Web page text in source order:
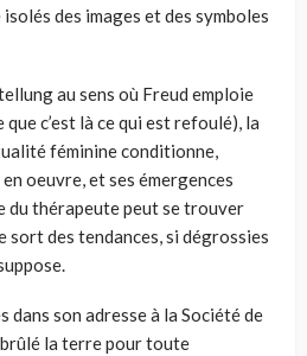
des images et des symboles
au sens où Freud emploie
c’est là ce qui est refoulé), la
féminine conditionne,
oeuvre, et ses émergences
du thérapeute peut se trouver
des tendances, si dégrossies
dans son adresse à la Société de
la terre pour toute